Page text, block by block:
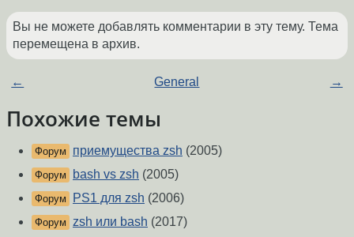
Вы не можете добавлять комментарии в эту тему. Тема
перемещена в архив.
← General →
Похожие темы
Форум приемущества zsh (2005)
Форум bash vs zsh (2005)
Форум PS1 для zsh (2006)
Форум zsh или bash (2017)